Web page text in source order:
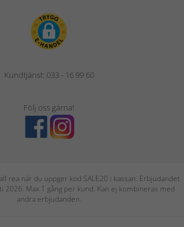
Kundtjänst: 033 - 16 99 60
Följ oss gärna!
rea när du uppger kod SALE20 i kassan. Erbjudandet
2026. Max 1 gång per kund. Kan ej kombineras med
andra erbjudanden.